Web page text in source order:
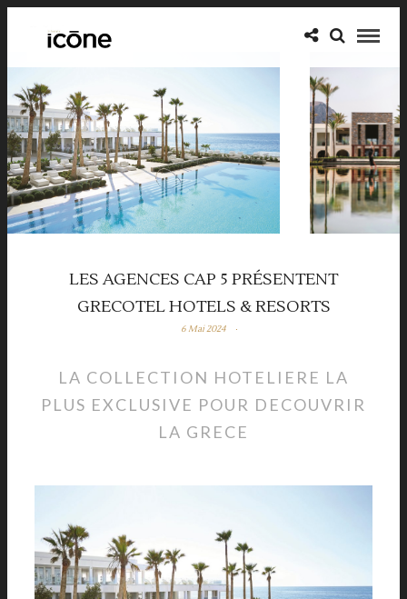
LES AGENCES CAP 5 PRÉSENTENT
GRECOTEL HOTELS & RESORTS
6 Mai 2024
LA COLLECTION HOTELIERE LA
PLUS EXCLUSIVE POUR DECOUVRIR
LA GRECE